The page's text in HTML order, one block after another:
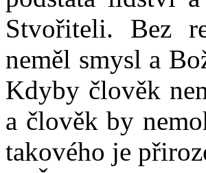
Stvořiteli. Bez
neměl smysl a
Kdyby člověk
a člověk by
takového je